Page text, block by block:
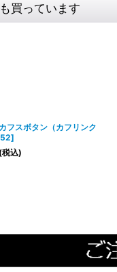
買っています
フスボタン（カフリンク
]
(税込)